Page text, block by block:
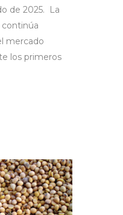
de 2025. La
mercado
los primeros